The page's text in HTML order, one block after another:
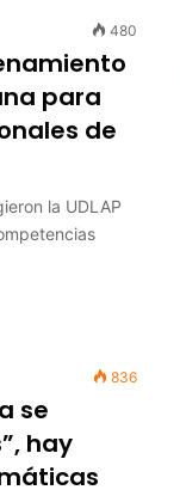
480
para
de
la UDLAP
836
se
hay